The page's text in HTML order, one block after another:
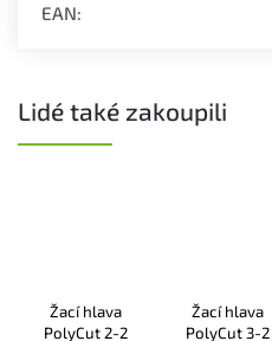
EAN:
Lidé také zakoupili
Žací hlava
PolyCut 2-2
Žací hlava
PolyCut 3-2